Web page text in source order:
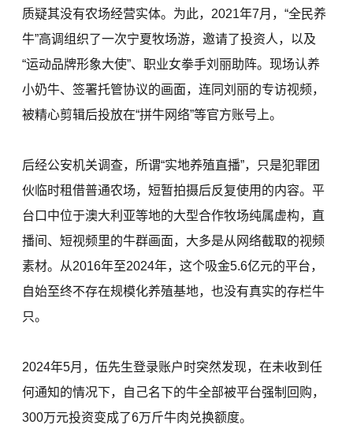
质疑其没有农场经营实体。为此，2021年7月，“全民养
牛”高调组织了一次宁夏牧场游，邀请了投资人，以及
“运动品牌形象大使”、职业女拳手刘丽助阵。现场认养
小奶牛、签署托管协议的画面，连同刘丽的专访视频，
被精心剪辑后投放在“拼牛网络”等官方账号上。
后经公安机关调查，所谓“实地养殖直播”，只是犯罪团
伙临时租借普通农场，短暂拍摄后反复使用的内容。平
台口中位于澳大利亚等地的大型合作牧场纯属虚构，直
播间、短视频里的牛群画面，大多是从网络截取的视频
素材。从2016年至2024年，这个吸金5.6亿元的平台，
自始至终不存在规模化养殖基地，也没有真实的存栏牛
只。
2024年5月，伍先生登录账户时突然发现，在未收到任
何通知的情况下，自己名下的牛全部被平台强制回购，
300万元投资变成了6万斤牛肉兑换额度。